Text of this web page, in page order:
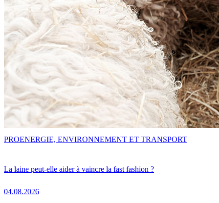
La laine peut-elle aider à vaincre la fast fashion ?
04.08.2026
PROENERGIE, ENVIRONNEMENT ET TRANSPORT